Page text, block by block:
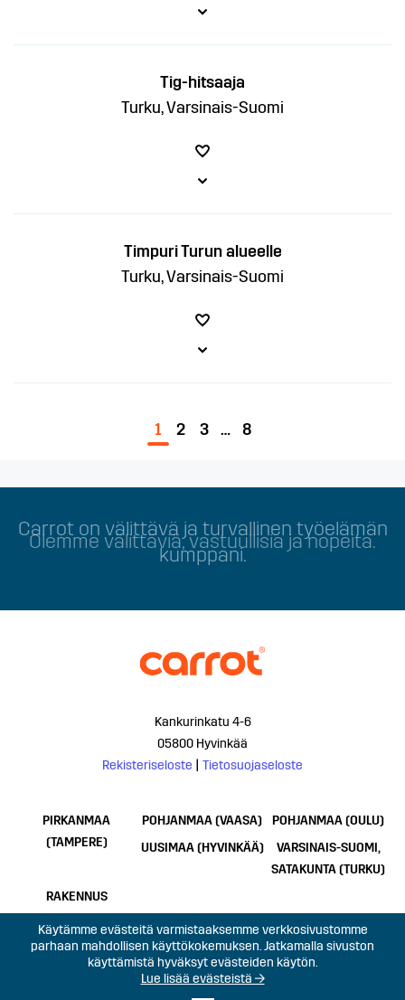
Tig-hitsaaja
Turku, Varsinais-Suomi
Timpuri Turun alueelle
Turku, Varsinais-Suomi
1 2 3 … 8
Olemme välittäviä, vastuullisia ja nopeita.
Kankurinkatu 4-6
05800 Hyvinkää
Rekisteriseloste
Tietosuojaseloste
PIRKANMAA
(TAMPERE)
POHJANMAA (VAASA)
POHJANMAA (OULU)
UUSIMAA (HYVINKÄÄ)
VARSINAIS-SUOMI,
SATAKUNTA (TURKU)
RAKENNUS
Käytämme evästeitä varmistaaksemme verkkosivustomme
parhaan mahdollisen käyttökokemuksen. Jatkamalla sivuston
käyttämistä hyväksyt evästeiden käytön.
Lue lisää evästeistä →